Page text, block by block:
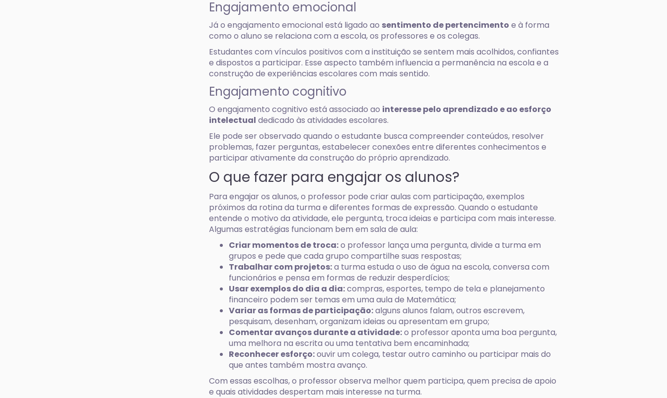
Engajamento emocional
Já o engajamento emocional está ligado ao sentimento de pertencimento e à forma
como o aluno se relaciona com a escola, os professores e os colegas.
Estudantes com vínculos positivos com a instituição se sentem mais acolhidos, confiantes
e dispostos a participar. Esse aspecto também influencia a permanência na escola e a
construção de experiências escolares com mais sentido.
Engajamento cognitivo
O engajamento cognitivo está associado ao interesse pelo aprendizado e ao esforço
intelectual dedicado às atividades escolares.
Ele pode ser observado quando o estudante busca compreender conteúdos, resolver
problemas, fazer perguntas, estabelecer conexões entre diferentes conhecimentos e
participar ativamente da construção do próprio aprendizado.
O que fazer para engajar os alunos?
Para engajar os alunos, o professor pode criar aulas com participação, exemplos
próximos da rotina da turma e diferentes formas de expressão. Quando o estudante
entende o motivo da atividade, ele pergunta, troca ideias e participa com mais interesse.
Algumas estratégias funcionam bem em sala de aula:
Criar momentos de troca:o professor lança uma pergunta, divide a turma em
grupos e pede que cada grupo compartilhe suas respostas;
Trabalhar com projetos:a turma estuda o uso de água na escola, conversa com
funcionários e pensa em formas de reduzir desperdícios;
Usar exemplos do dia a dia:compras, esportes, tempo de tela e planejamento
financeiro podem ser temas em uma aula de Matemática;
Variar as formas de participação:alguns alunos falam, outros escrevem,
pesquisam, desenham, organizam ideias ou apresentam em grupo;
Comentar avanços durante a atividade:o professor aponta uma boa pergunta,
uma melhora na escrita ou uma tentativa bem encaminhada;
Reconhecer esforço:ouvir um colega, testar outro caminho ou participar mais do
que antes também mostra avanço.
Com essas escolhas, o professor observa melhor quem participa, quem precisa de apoio
e quais atividades despertam mais interesse na turma.